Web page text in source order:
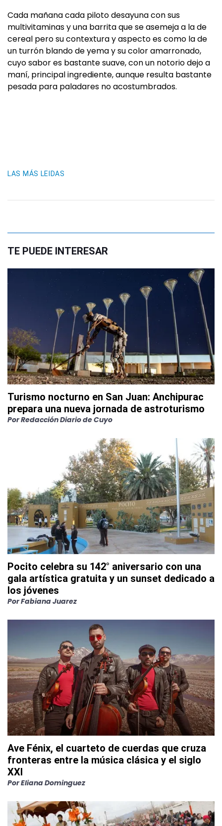
Cada mañana cada piloto desayuna con sus
multivitaminas y una barrita que se asemeja a la de
cereal pero su contextura y aspecto es como la de
un turrón blando de yema y su color amarronado,
cuyo sabor es bastante suave, con un notorio dejo a
maní, principal ingrediente, aunque resulta bastante
pesada para paladares no acostumbrados.
LAS MÁS LEIDAS
TE PUEDE INTERESAR
Turismo nocturno en San Juan: Anchipurac
prepara una nueva jornada de astroturismo
PorRedacción Diario de Cuyo
Pocito celebra su 142° aniversario con una
gala artística gratuita y un sunset dedicado a
los jóvenes
PorFabiana Juarez
Ave Fénix, el cuarteto de cuerdas que cruza
fronteras entre la música clásica y el siglo
XXI
PorEliana Dominguez